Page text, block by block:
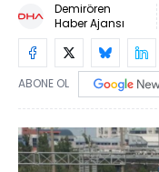
Demirören
Haber Ajansı
ABONE OL